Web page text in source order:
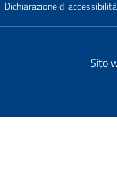
Dichiarazione di
Sito